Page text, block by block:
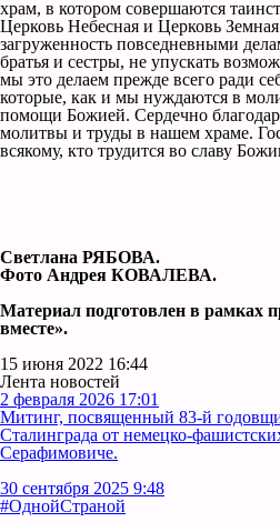
храм, в котором совершаются
Церковь Небесная и Церковь
загруженность повседневными
братья и сестры, не упускать
мы это делаем прежде всего ради
которые, как и мы нуждаются в
помощи Божией. Сердечно
молитвы и труды в нашем храме.
всякому, кто трудится во славу
Светлана РЯБОВА.
Фото Андрея КОВАЛЕВА.
Материал подготовлен в рамках
вместе».
15 июня 2022 16:44
Лента новостей
2 февраля 2026 17:01
Митинг, посвященный 83-й
Сталинграда от немецко-
Серафимовиче.
30 сентября 2025 9:48
#ОднойСтраной